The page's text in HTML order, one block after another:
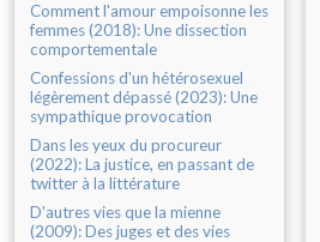
Comment l'amour empoisonne les
femmes (2018): Une dissection
comportementale
Confessions d'un hétérosexuel
légèrement dépassé (2023): Une
sympathique provocation
Dans les yeux du procureur
(2022): La justice, en passant de
twitter à la littérature
D'autres vies que la mienne
(2009): Des juges et des vies